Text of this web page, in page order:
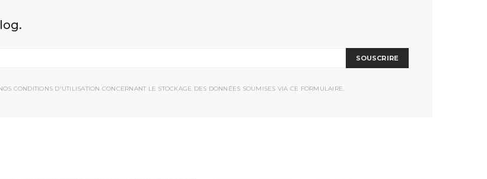
SOUSCRIRE
CONDITIONS D'UTILISATION CONCERNANT LE STOCKAGE DES DONNÉES SOUMISES VIA CE FORMULAIRE.